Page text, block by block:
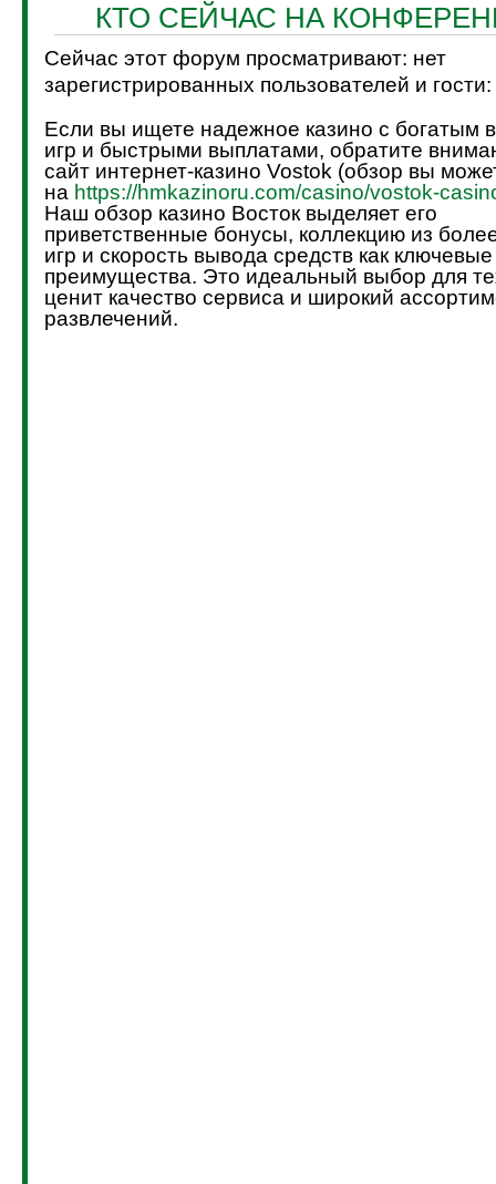
КТО СЕЙЧАС НА
Сейчас этот форум просматривают: нет
зарегистрированных пользователей и гости:
Если вы ищете надежное казино с богатым
игр и быстрыми выплатами, обратите
сайт интернет-казино Vostok (обзор вы
на https://hmkazinoru.com/casino/vostok-
Наш обзор казино Восток выделяет его
приветственные бонусы, коллекцию из
игр и скорость вывода средств как ключевые
преимущества. Это идеальный выбор для
ценит качество сервиса и широкий
развлечений.